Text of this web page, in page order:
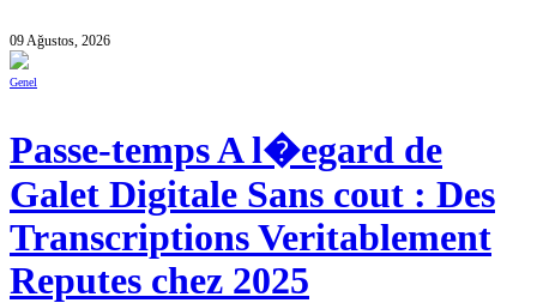
09 Ağustos, 2026
Genel
Passe-temps A l�egard de
Galet Digitale Sans cout : Des
Transcriptions Veritablement
Reputes chez 2025